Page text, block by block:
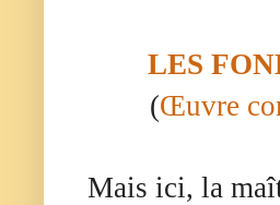
LES
(Œuvre
Mais ici, la